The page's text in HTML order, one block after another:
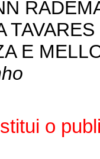
TAVARES
E
o